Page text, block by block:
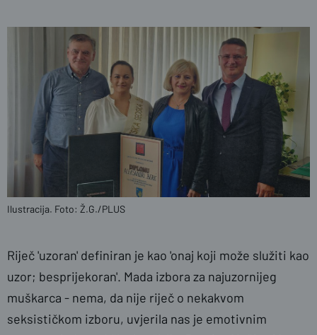
Ilustracija. Foto: Ž.G./PLUS
Riječ 'uzoran' definiran je kao 'onaj koji može služiti kao
uzor; besprijekoran'. Mada izbora za najuzornijeg
muškarca - nema, da nije riječ o nekakvom
seksističkom izboru, uvjerila nas je emotivnim